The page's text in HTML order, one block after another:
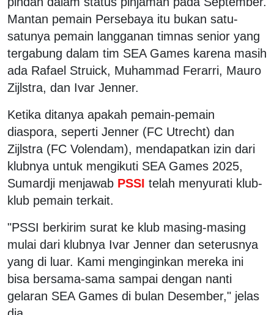
Mantan pemain Persebaya itu bukan satu-
satunya pemain langganan timnas senior yang
tergabung dalam tim SEA Games karena masih
ada Rafael Struick, Muhammad Ferarri, Mauro
Zijlstra, dan Ivar Jenner.
Ketika ditanya apakah pemain-pemain
diaspora, seperti Jenner (FC Utrecht) dan
Zijlstra (FC Volendam), mendapatkan izin dari
klubnya untuk mengikuti SEA Games 2025,
Sumardji menjawab PSSI telah menyurati klub-
klub pemain terkait.
"PSSI berkirim surat ke klub masing-masing
mulai dari klubnya Ivar Jenner dan seterusnya
yang di luar. Kami menginginkan mereka ini
bisa bersama-sama sampai dengan nanti
gelaran SEA Games di bulan Desember," jelas